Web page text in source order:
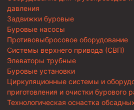
давления
Задвижки буровые
Буровые насосы
Противовыбросовое оборудование
Системы верхнего привода (СВП)
Элеваторы трубные
Буровые установки
Циркуляционные системы и
приготовления и очистки бурового
Технологическая оснастка